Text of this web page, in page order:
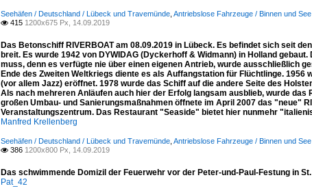
Seehäfen / Deutschland / Lübeck und Travemünde Antriebslose Fahrzeuge / Binnen und
 415 1200x675 Px, 14.09.2019
Das Betonschiff RIVERBOAT am 08.09.2019 in Lübeck. Es befindet sich seit
breit. Es wurde 1942 von DYWIDAG (Dyckerhoff & Widmann) in Holland
muss, denn es verfügte nie über einen eigenen Antrieb, wurde ausschließlich
Ende des Zweiten Weltkriegs diente es als Auffangstation für Flüchtlinge.
(vor allem Jazz) eröffnet. 1978 wurde das Schiff auf die andere Seite des
Als nach mehreren Anläufen auch hier der Erfolg langsam ausblieb, wurde das
großen Umbau- und Sanierungsmaßnahmen öffnete im April 2007 das "neue"
Veranstaltungszentrum. Das Restaurant "Seaside" bietet hier nunmehr
Manfred Krellenberg
Seehäfen / Deutschland / Lübeck und Travemünde Antriebslose Fahrzeuge / Binnen und
 386 1200x800 Px, 14.09.2019
Das schwimmende Domizil der Feuerwehr vor der Peter-und-Paul-Festung in
Pat_42